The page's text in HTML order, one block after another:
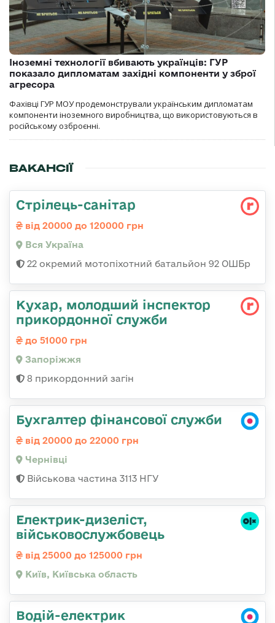
Іноземні технології вбивають українців: ГУР
показало дипломатам західні компоненти у зброї
агресора
Фахівці ГУР МОУ продемонстрували українським дипломатам
компоненти іноземного виробництва, що використовуються в
російському озброєнні.
ВАКАНСІЇ
Стрілець-санітар
від 20000 до 120000 грн
Вся Україна
22 окремий мотопіхотний батальйон 92 ОШБр
Кухар, молодший інспектор
прикордонної служби
до 51000 грн
Запоріжжя
8 прикордонний загін
Бухгалтер фінансової служби
від 20000 до 22000 грн
Чернівці
Військова частина 3113 НГУ
Електрик-дизеліст,
військовослужбовець
від 25000 до 125000 грн
Київ, Київська область
Водій-електрик